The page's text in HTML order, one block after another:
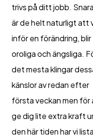
trivs på ditt jobb.
är de helt naturligt att
inför en förändring, blir
oroliga och ängsliga.
det mesta klingar
känslor av redan efter
första veckan men för
ge dig lite extra kraft
den här tiden har vi